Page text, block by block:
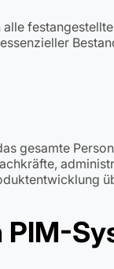
gesamte
PIM-